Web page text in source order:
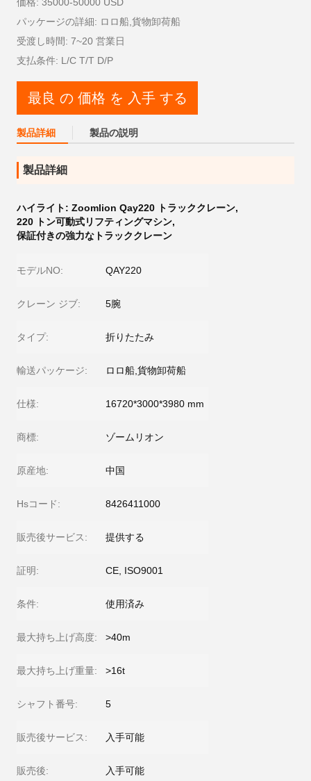
パッケージの詳細: ロロ船,貨物卸荷船
受渡し時間: 7~20 営業日
支払条件: L/C T/T D/P
最良 の 価格 を 入手 する
製品詳細 製品の説明
製品詳細
ハイライト: Zoomlion Qay220 トラッククレーン,
220 トン可動式リフティングマシン,
保証付きの強力なトラッククレーン
モデルNO: QAY220
クレーン ジブ: 5腕
タイプ: 折りたたみ
輸送パッケージ: ロロ船,貨物卸荷船
仕様: 16720*3000*3980 mm
商標: ゾームリオン
原産地: 中国
Hsコード: 8426411000
販売後サービス: 提供する
証明: CE, ISO9001
条件: 使用済み
最大持ち上げ高度: >40m
最大持ち上げ重量: >16t
シャフト番号: 5
販売後サービス: 入手可能
販売後: 入手可能